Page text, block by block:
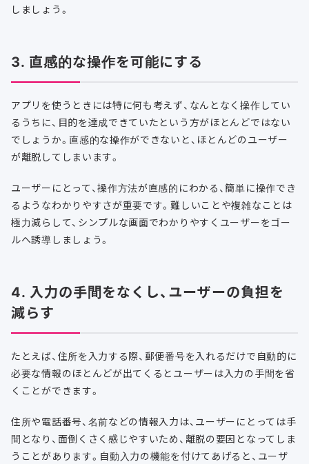
しましょう。
3. 直感的な操作を可能にする
アプリを使うときには特に何も考えず、なんとなく操作してい
るうちに、目的を達成できていたという方がほとんどではない
でしょうか。直感的な操作ができないと、ほとんどのユーザー
が離脱してしまいます。
ユーザーにとって、操作方法が直感的にわかる、簡単に操作でき
るようなわかりやすさが重要です。難しいことや複雑なことは
極力減らして、シンプルな画面でわかりやすくユーザーをゴー
ルへ誘導しましょう。
4. 入力の手間をなくし、ユーザーの負担を
減らす
たとえば、住所を入力する際、郵便番号を入れるだけで自動的に
必要な情報のほとんどが出てくるとユーザーは入力の手間を省
くことができます。
住所や電話番号、名前などの情報入力は、ユーザーにとっては手
間となり、面倒くさく感じやすいため、離脱の要因となってしま
うことがあります。自動入力の機能を付けてあげると、ユーザ